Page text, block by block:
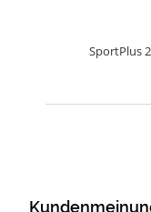
SportPlus